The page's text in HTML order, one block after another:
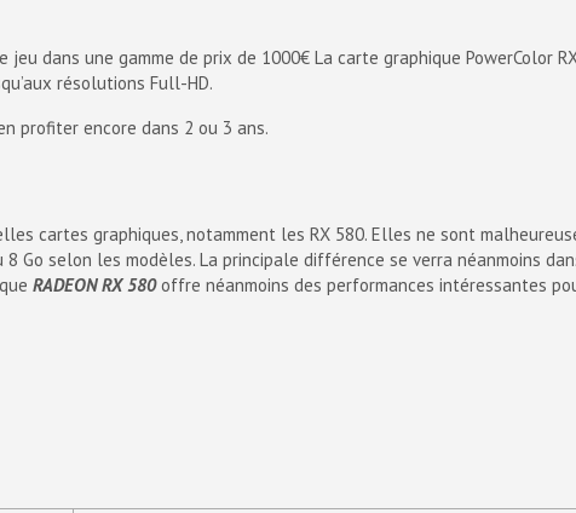
dans une gamme de prix de 1000€ La carte graphique PowerColor
résolutions Full-HD.
profiter encore dans 2 ou 3 ans.
cartes graphiques, notamment les RX 580. Elles ne sont
Go selon les modèles. La principale différence se verra néanmoins
RADEON RX 580 offre néanmoins des performances intéressantes